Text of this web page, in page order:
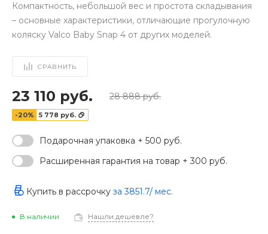
‹›
Компактность, небольшой вес и простота складывания
– основные характеристики, отличающие прогулочную
коляску Valco Baby Snap 4 от других моделей.
СРАВНИТЬ
23 110 руб. 28 888 руб.
-20% 5 778 руб.
Подарочная упаковка + 500 руб.
Расширенная гарантия на товар + 300 руб.
Купить в рассрочку за3851.7/ мес.
В наличии Нашли дешевле?